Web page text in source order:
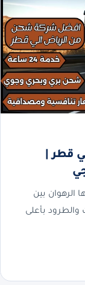
قطر |
بين
والطرود بأعلى